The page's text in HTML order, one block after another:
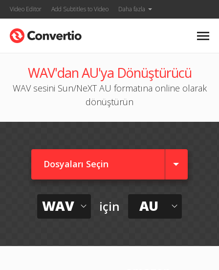
Video Editor Add Subtitles to Video Daha fazla
WAV'dan AU'ya Dönüştürücü
WAV sesini Sun/NeXT AU formatına online olarak
dönüştürün
Dosyaları Seçin
WAV için AU